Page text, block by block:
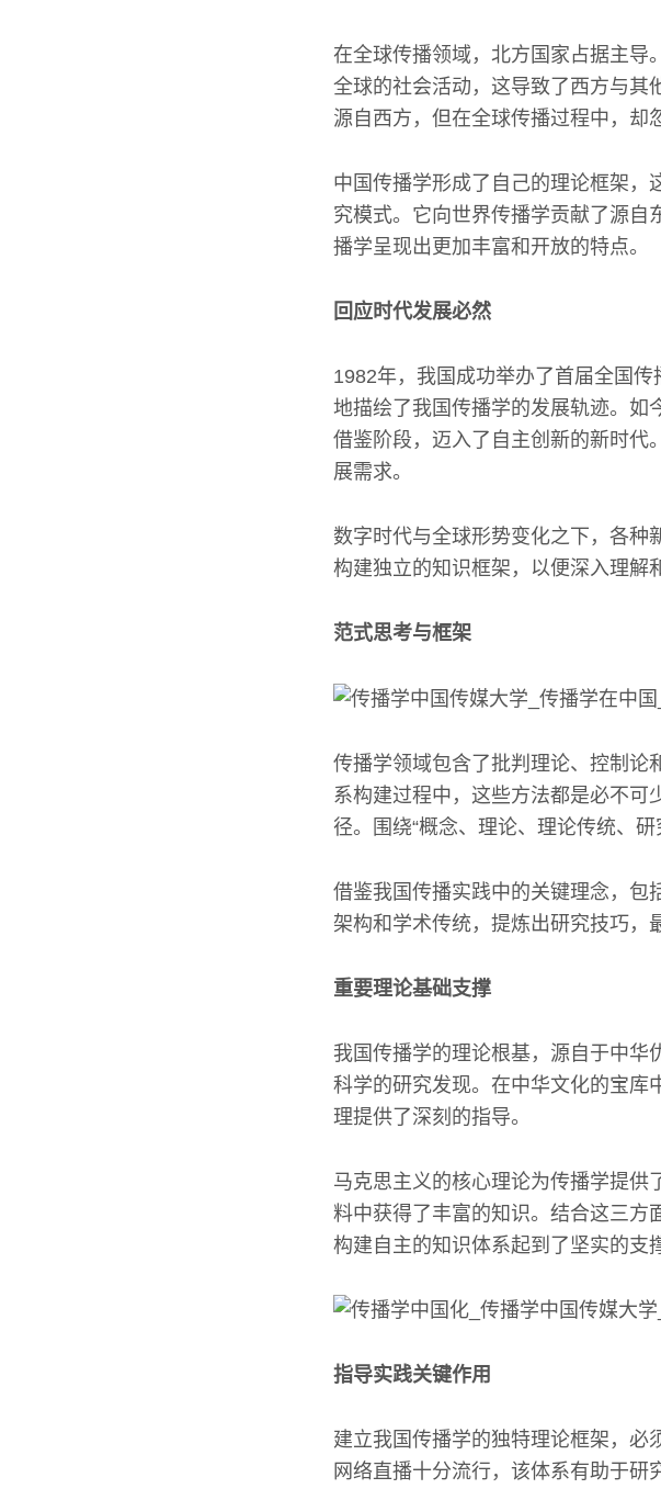
在全球传播领域，北方国家占据主导
全球的社会活动，这导致了西方与其
源自西方，但在全球传播过程中，却
中国传播学形成了自己的理论框架，
究模式。它向世界传播学贡献了源自
播学呈现出更加丰富和开放的特点。
回应时代发展必然
1982年，我国成功举办了首届全国
地描绘了我国传播学的发展轨迹。如
借鉴阶段，迈入了自主创新的新时代
展需求。
数字时代与全球形势变化之下，各种
构建独立的知识框架，以便深入理解
范式思考与框架
传播学领域包含了批判理论、控制论
系构建过程中，这些方法都是必不
径。围绕“概念、理论、理论传统、
借鉴我国传播实践中的关键理念，包
架构和学术传统，提炼出研究技巧，
重要理论基础支撑
我国传播学的理论根基，源自于中华
科学的研究发现。在中华文化的宝库
理提供了深刻的指导。
马克思主义的核心理论为传播学提供
料中获得了丰富的知识。结合这三方
构建自主的知识体系起到了坚实的支
指导实践关键作用
建立我国传播学的独特理论框架，必
网络直播十分流行，该体系有助于研